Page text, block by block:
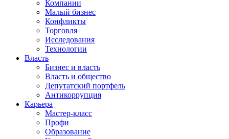
Компании
Малый бизнес
Конфликты
Торговля
Исследования
Технологии
Власть
Бизнес и власть
Власть и общество
Депутатский портфель
Антикоррупция
Карьера
Мастер-класс
Профи
Образование